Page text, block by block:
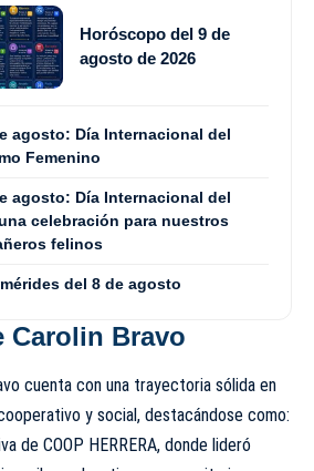
Horóscopo del 9 de
agosto de 2026
agosto: Día Internacional del
Femenino
agosto: Día Internacional del
celebración para nuestros
felinos
del 8 de agosto
Carolin Bravo
cuenta con una trayectoria sólida en
y social, destacándose como:
de COOP HERRERA, donde lideró